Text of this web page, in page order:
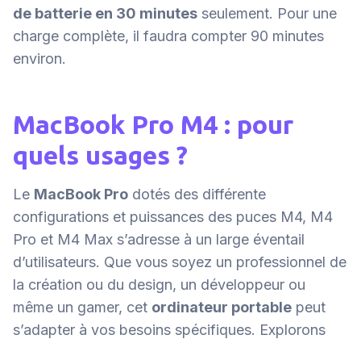
de batterie en 30 minutes seulement. Pour une
charge complète, il faudra compter 90 minutes
environ.
MacBook Pro M4 : pour
quels usages ?
Le MacBook Pro dotés des différente
configurations et puissances des puces M4, M4
Pro et M4 Max s’adresse à un large éventail
d’utilisateurs. Que vous soyez un professionnel de
la création ou du design, un développeur ou
même un gamer, cet ordinateur portable peut
s’adapter à vos besoins spécifiques. Explorons